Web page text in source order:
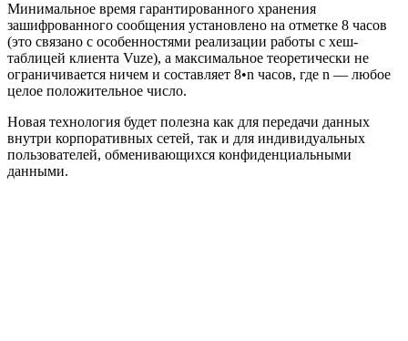
Минимальное время гарантированного хранения
зашифрованного сообщения установлено на отметке 8 часов
(это связано с особенностями реализации работы с хеш-
таблицей клиента Vuze), а максимальное теоретически не
ограничивается ничем и составляет 8•n часов, где n — любое
целое положительное число.
Новая технология будет полезна как для передачи данных
внутри корпоративных сетей, так и для индивидуальных
пользователей, обменивающихся конфиденциальными
данными.